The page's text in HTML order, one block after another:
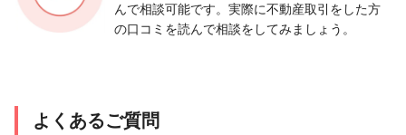
んで相談可能です。実際に不動産取引をした方
の口コミを読んで相談をしてみましょう。
よくあるご質問